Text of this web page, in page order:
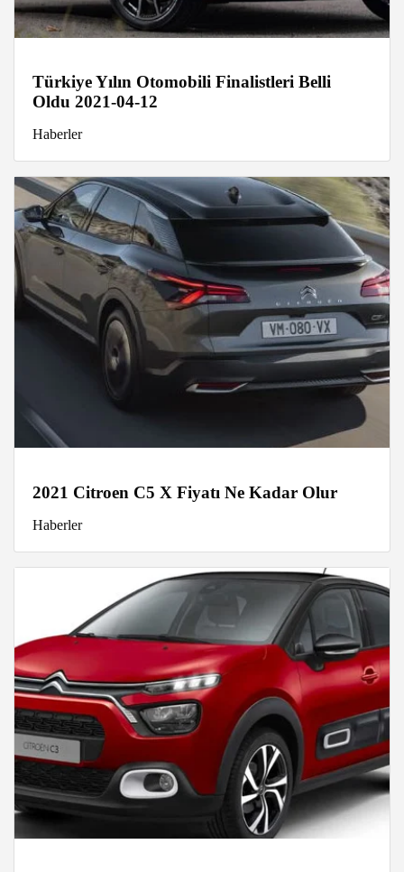
Türkiye Yılın Otomobili Finalistleri Belli
Oldu 2021-04-12
Haberler
2021 Citroen C5 X Fiyatı Ne Kadar Olur
Haberler